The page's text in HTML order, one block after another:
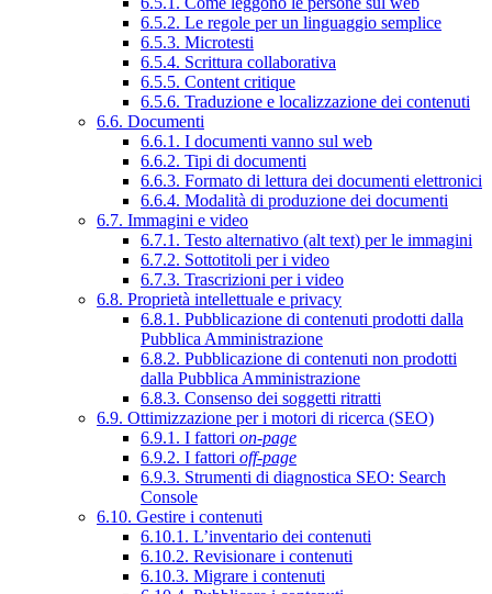
6.5.2. Le regole per un linguaggio semplice
6.5.3. Microtesti
6.5.4. Scrittura collaborativa
6.5.5. Content critique
6.5.6. Traduzione e localizzazione dei contenuti
6.6. Documenti
6.6.1. I documenti vanno sul web
6.6.2. Tipi di documenti
6.6.3. Formato di lettura dei documenti elettronici
6.6.4. Modalità di produzione dei documenti
6.7. Immagini e video
6.7.1. Testo alternativo (alt text) per le immagini
6.7.2. Sottotitoli per i video
6.7.3. Trascrizioni per i video
6.8. Proprietà intellettuale e privacy
6.8.1. Pubblicazione di contenuti prodotti dalla
Pubblica Amministrazione
6.8.2. Pubblicazione di contenuti non prodotti
dalla Pubblica Amministrazione
6.8.3. Consenso dei soggetti ritratti
6.9. Ottimizzazione per i motori di ricerca (SEO)
6.9.1. I fattori on-page
6.9.2. I fattori off-page
6.9.3. Strumenti di diagnostica SEO: Search
Console
6.10. Gestire i contenuti
6.10.1. L’inventario dei contenuti
6.10.2. Revisionare i contenuti
6.10.3. Migrare i contenuti